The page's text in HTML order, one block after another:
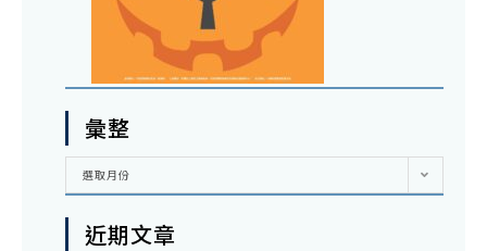
彙整
彙
選取月份
近期文章